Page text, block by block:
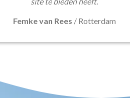
Femke van Rees / Rotterdam